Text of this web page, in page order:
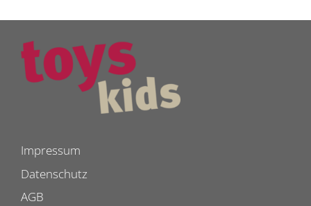
Impressum
Datenschutz
AGB